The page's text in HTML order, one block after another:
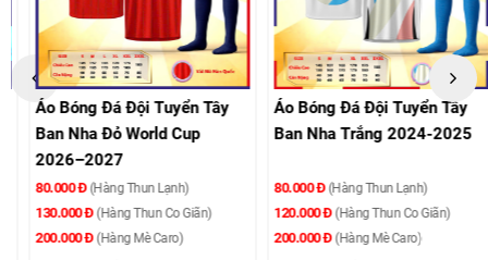
Áo Bóng Đá Đội Tuyển Tây
Ban Nha Đỏ World Cup
2026–2027
80.000 Đ(Hàng Thun Lạnh)
130.000 Đ(Hàng Thun Co Giãn)
200.000 Đ(Hàng Mè Caro)
Áo Bóng Đá Đội Tuyển Tây
Ban Nha Trắng 2024-2025
80.000 Đ(Hàng Thun Lạnh)
120.000 Đ(Hàng Thun Co Giãn)
200.000 Đ(Hàng Mè Caro)